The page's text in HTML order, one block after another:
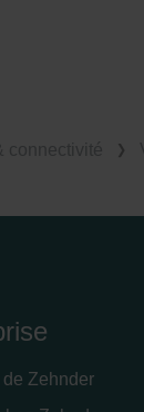
Privacy Policy
Zehnder